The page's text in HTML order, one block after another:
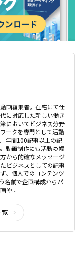
画編集者。在宅にて仕
に対応した新しい働き
においてビジネス分野
ークを専門として活動
年間100記事以上の記
動画制作にも活動の幅
から的確なメッセージ
ビジネスとしての記事
、個人でのコンテンツ
名前で企画構成からパ
や...